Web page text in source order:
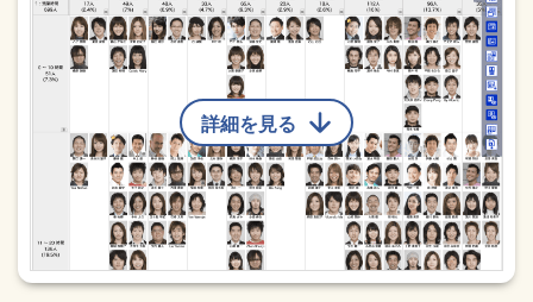
詳細を見る